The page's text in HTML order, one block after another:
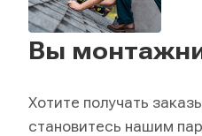
Вы
Хотите получать
становитесь нашим